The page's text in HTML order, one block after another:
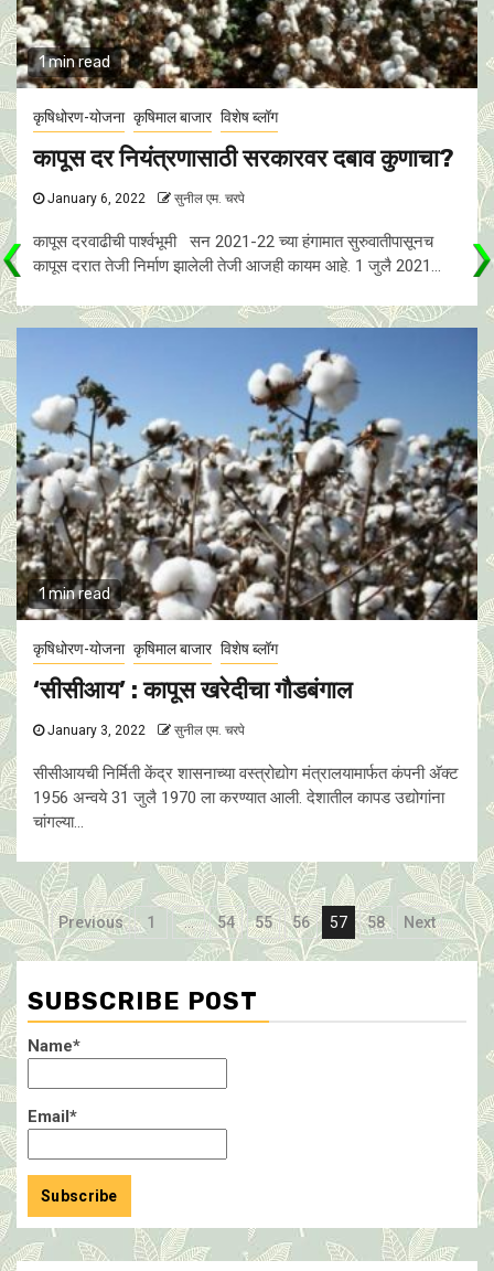
1 min read
कृषिधोरण-योजना कृषिमाल बाजार विशेष ब्लॉग
कापूस दर नियंत्रणासाठी सरकारवर दबाव कुणाचा?
January 6, 2022 सुनील एम. चरपे
कापूस दरवाढीची पार्श्वभूमी सन 2021-22 च्या हंगामात सुरुवातीपासूनच
कापूस दरात तेजी निर्माण झालेली तेजी आजही कायम आहे. 1 जुलै 2021...
1 min read
कृषिधोरण-योजना कृषिमाल बाजार विशेष ब्लॉग
‘सीसीआय’ : कापूस खरेदीचा गौडबंगाल
January 3, 2022 सुनील एम. चरपे
सीसीआयची निर्मिती केंद्र शासनाच्या वस्त्रोद्योग मंत्रालयामार्फत कंपनी अ‍ॅक्ट
1956 अन्वये 31 जुलै 1970 ला करण्यात आली. देशातील कापड उद्योगांना
चांगल्या...
Posts
pagination
Previous 1 … 54 55 56 57 58 Next
SUBSCRIBE POST
Name*
Email*